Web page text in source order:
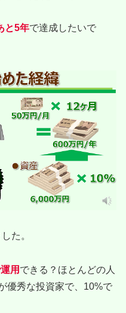
と5年で達成したいで
た。
用 できる？ほとんどの人
優秀な投資家で、10%で